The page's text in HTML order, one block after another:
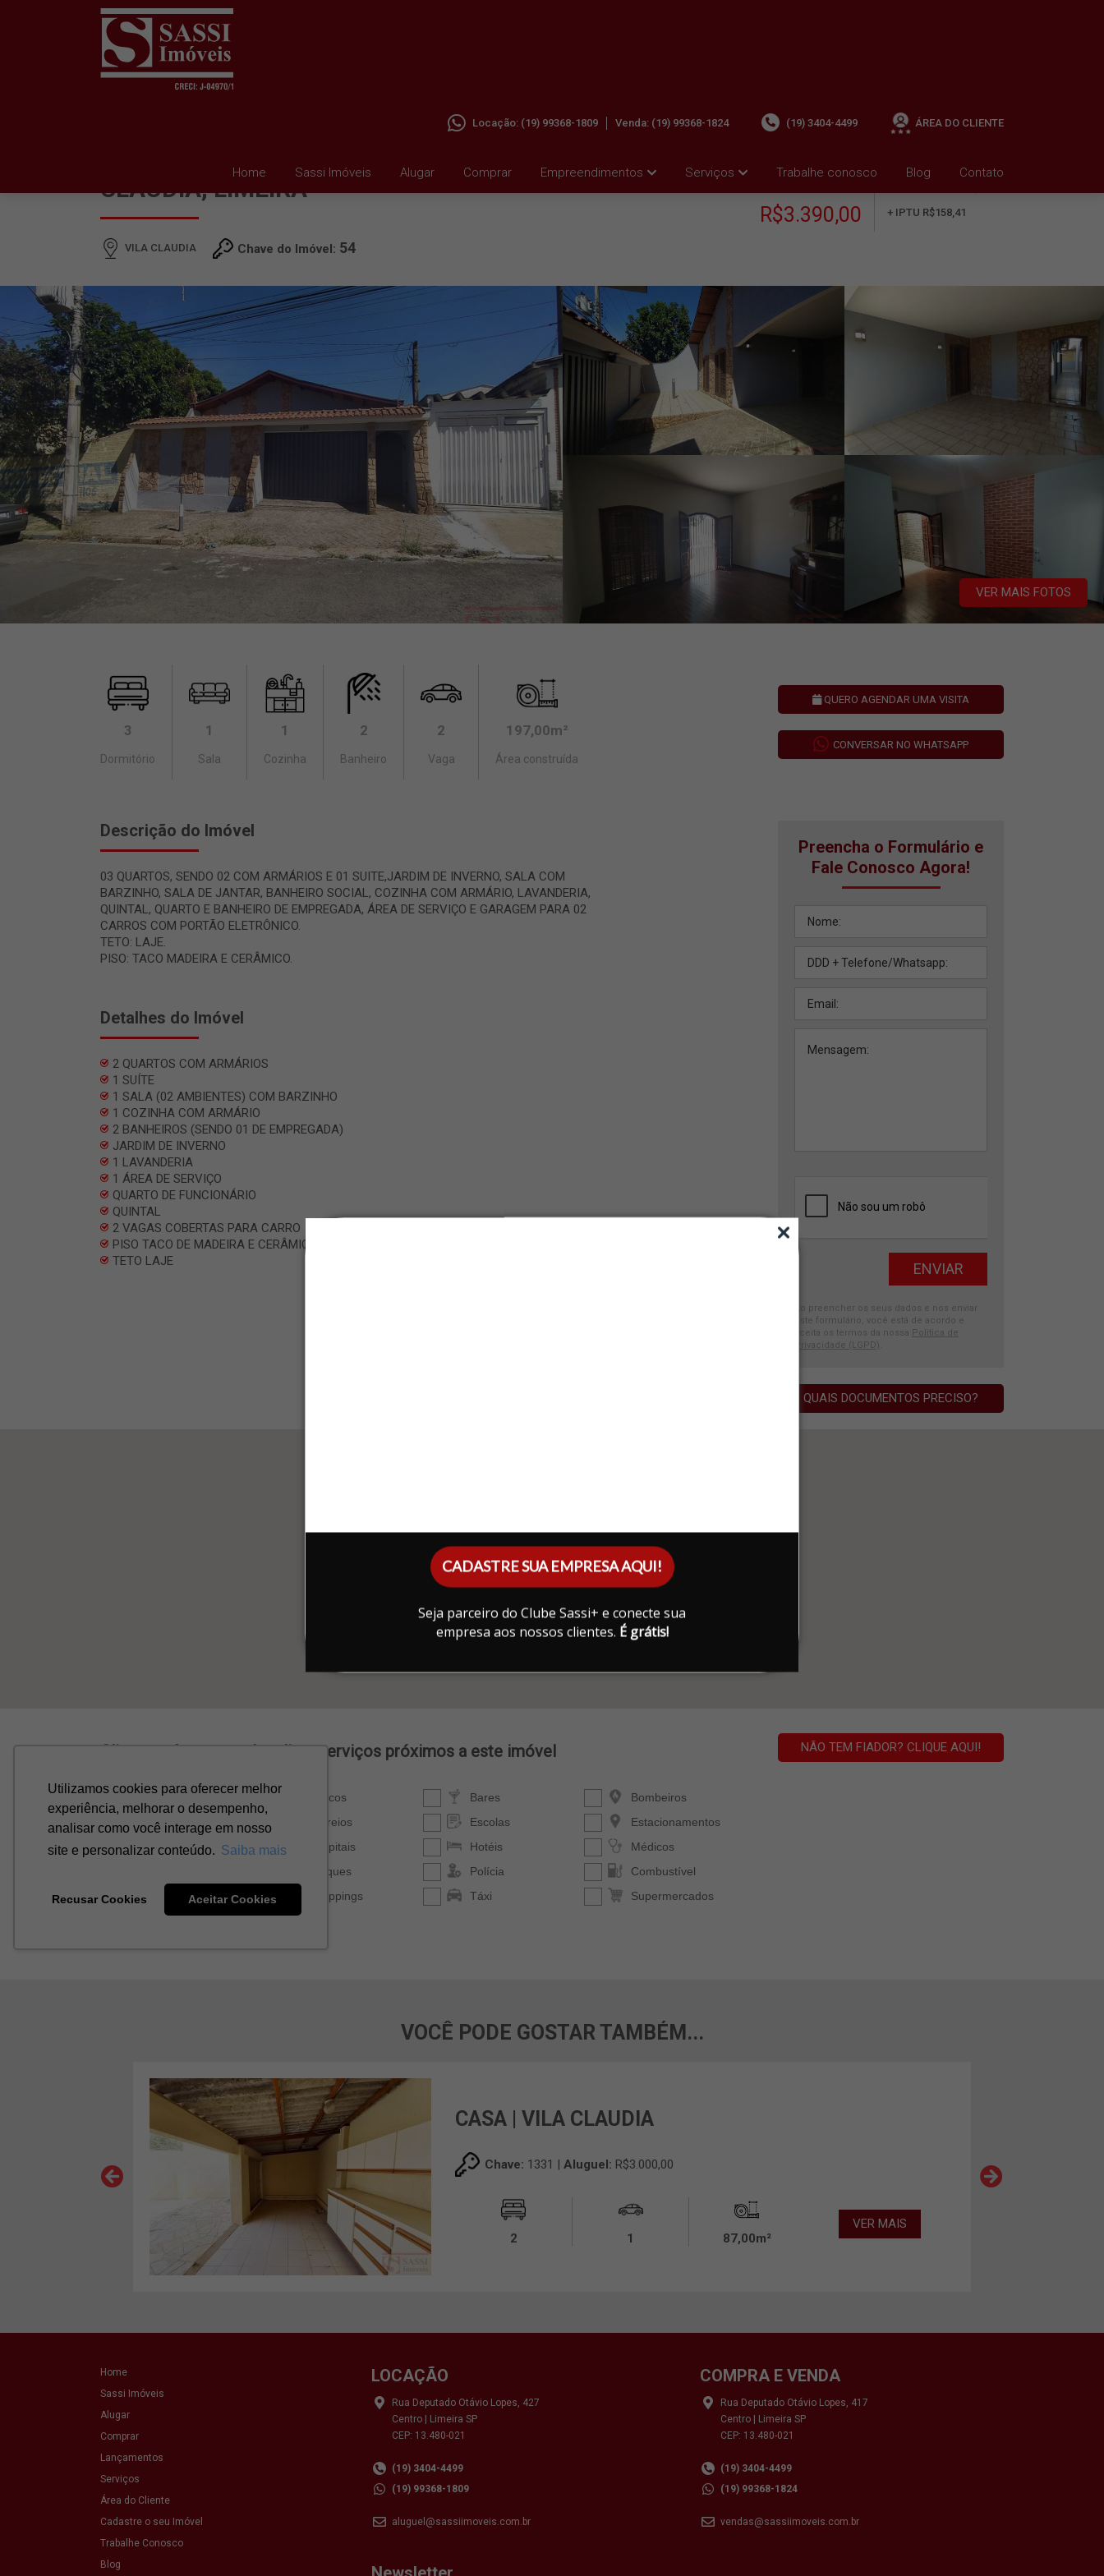
CADASTRE SUA EMPRESA AQUI!
Seja parceiro do Clube Sassi+ e conecte sua
empresa aos nossos clientes. É grátis!
Home Sassi Imóveis Alugar Comprar Empreendimentos Serviços Trabalhe conosco Blog Contato
Locação: (19) 99368-1809 Venda: (19) 99368-1824 (19) 3404-4499 ÁREA DO CLIENTE
CLAUDIA, LIMEIRA
VILA CLAUDIA Chave do Imóvel: 54
R$3.390,00
+ IPTU R$158,41
VER MAIS FOTOS
3
Dormitório
1
Sala
1
Cozinha
2
Banheiro
2
Vaga
197,00m²
Área construída
QUERO AGENDAR UMA VISITA
CONVERSAR NO WHATSAPP
Descrição do Imóvel
03 QUARTOS, SENDO 02 COM ARMÁRIOS E 01 SUITE,JARDIM DE INVERNO, SALA COM
BARZINHO, SALA DE JANTAR, BANHEIRO SOCIAL, COZINHA COM ARMÁRIO, LAVANDERIA,
QUINTAL, QUARTO E BANHEIRO DE EMPREGADA, ÁREA DE SERVIÇO E GARAGEM PARA 02
CARROS COM PORTÃO ELETRÔNICO.
TETO: LAJE.
PISO: TACO MADEIRA E CERÂMICO.
Detalhes do Imóvel
2 QUARTOS COM ARMÁRIOS
1 SUÍTE
1 SALA (02 AMBIENTES) COM BARZINHO
1 COZINHA COM ARMÁRIO
2 BANHEIROS (SENDO 01 DE EMPREGADA)
JARDIM DE INVERNO
1 LAVANDERIA
1 ÁREA DE SERVIÇO
QUARTO DE FUNCIONÁRIO
QUINTAL
2 VAGAS COBERTAS PARA CARRO
PISO TACO DE MADEIRA E CERÂMICO
TETO LAJE
Preencha o Formulário e
Fale Conosco Agora!
Ao preencher os seus dados e nos enviar
este formulário, você está de acordo e
aceita os termos da nossa
Política de
Privacidade (LGPD)
QUAIS DOCUMENTOS PRECISO?
VOCÊ PODE GOSTAR TAMBÉM...
CASA | VILA CLAUDIA
Chave: 1331 |Aluguel: R$3.000,00
2 1 87,00m²
VER MAIS
Home
Sassi Imóveis
Alugar
Comprar
Lançamentos
Serviços
Área do Cliente
Cadastre o seu Imóvel
Trabalhe Conosco
Blog
LOCAÇÃO
Rua Deputado Otávio Lopes, 427
Centro | Limeira SP
CEP: 13.480-021
(19) 3404-4499
(19) 99368-1809
aluguel@sassiimoveis.com.br
COMPRA E VENDA
Rua Deputado Otávio Lopes, 417
Centro | Limeira SP
CEP: 13.480-021
(19) 3404-4499
(19) 99368-1824
vendas@sassiimoveis.com.br